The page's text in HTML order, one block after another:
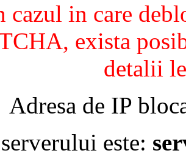
cazul in care
exista
detalii
Adresa de IP
este: